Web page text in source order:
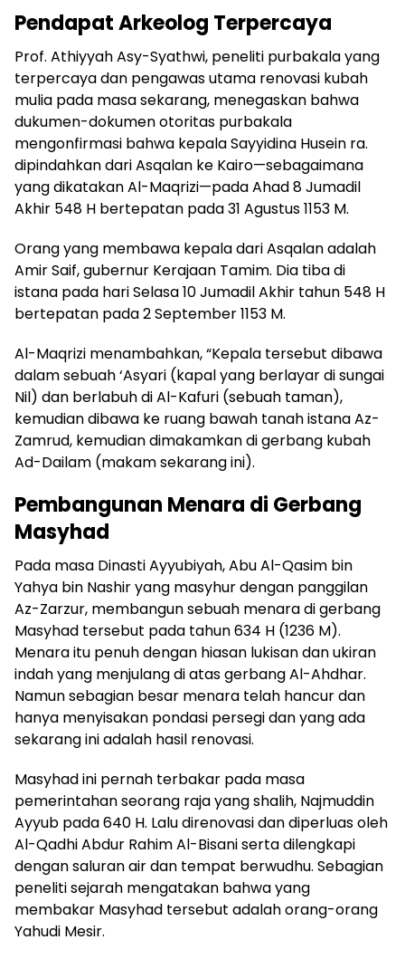
PendapatArkeolog Terpercaya
Prof. Athiyyah Asy-Syathwi, peneliti purbakala yang
terpercaya dan pengawas utama renovasi kubah
mulia pada masa sekarang, menegaskan bahwa
dukumen-dokumen otoritas purbakala
mengonfirmasi bahwa kepala Sayyidina Husein ra.
dipindahkan dari Asqalan ke Kairo—sebagaimana
yang dikatakan Al-Maqrizi—pada Ahad 8 Jumadil
Akhir 548 H bertepatan pada 31 Agustus 1153 M.
Orang yang membawa kepala dari Asqalan adalah
Amir Saif, gubernur Kerajaan Tamim. Dia tiba di
istana pada hari Selasa 10 Jumadil Akhir tahun 548 H
bertepatan pada 2 September 1153 M.
Al-Maqrizi menambahkan, “Kepala tersebut dibawa
dalam sebuah ‘Asyari (kapal yang berlayar di sungai
Nil) dan berlabuh di Al-Kafuri (sebuah taman),
kemudian dibawa ke ruang bawah tanah istana Az-
Zamrud, kemudian dimakamkan di gerbang kubah
Ad-Dailam (makam sekarang ini).
Pembangunan Menara di Gerbang
Masyhad
Pada masa Dinasti Ayyubiyah, Abu Al-Qasim bin
Yahya bin Nashir yang masyhur dengan panggilan
Az-Zarzur, membangun sebuah menara di gerbang
Masyhad tersebut pada tahun 634 H (1236 M).
Menara itu penuh dengan hiasan lukisan dan ukiran
indah yang menjulang di atas gerbang Al-Ahdhar.
Namun sebagian besar menara telah hancur dan
hanya menyisakan pondasi persegi dan yang ada
sekarang ini adalah hasil renovasi.
Masyhad ini pernah terbakar pada masa
pemerintahan seorang raja yang shalih, Najmuddin
Ayyub pada 640 H. Lalu direnovasi dan diperluas oleh
Al-Qadhi Abdur Rahim Al-Bisani serta dilengkapi
dengan saluran air dan tempat berwudhu. Sebagian
peneliti sejarah mengatakan bahwa yang
membakar Masyhad tersebut adalah orang-orang
Yahudi Mesir.